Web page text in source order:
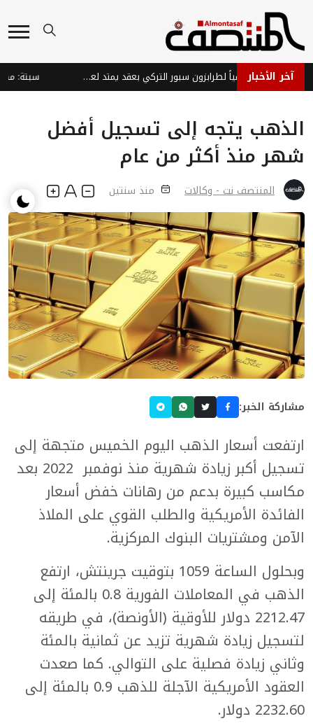
آخر الأخبار صلاح يوقع رسمياً لطرابزون سبور التركي بعقد يمتد لعامين
الذهب يتجه إلى تسجيل أفضل
شهر منذ أكثر من عام
المنتصف نت - وكالات منذ سنتين
مشاركة الخبر:
ارتفعت أسعار الذهب اليوم الخميس متجهة إلى
تسجيل أكبر زيادة شهرية منذ نوفمبر 2022 بعد
مكاسب كبيرة بدعم من رهانات خفض أسعار
الفائدة الأمريكية والطلب القوي على الملاذ
الآمن ومشتريات البنوك المركزية.
وبحلول الساعة 1059 بتوقيت جرينتش، ارتفع
الذهب في المعاملات الفورية 0.8 بالمئة إلى
2212.47 دولار للأوقية (الأونصة)، في طريقه
لتسجيل زيادة شهرية تزيد عن ثمانية بالمئة
وثاني زيادة فصلية على التوالي. كما صعدت
العقود الأمريكية الآجلة للذهب 0.9 بالمئة إلى
2232.60 دولار.